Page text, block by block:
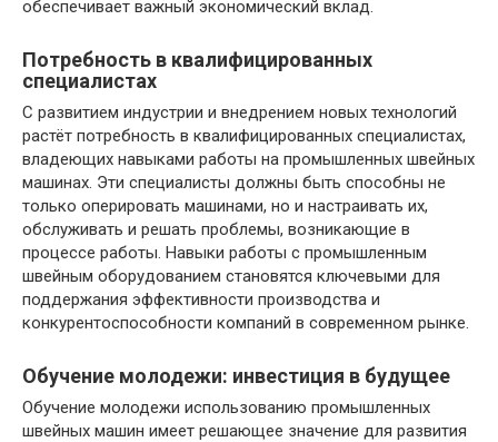
обеспечивает важный экономический вклад.
Потребность в квалифицированных
специалистах
С развитием индустрии и внедрением новых технологий
растёт потребность в квалифицированных специалистах,
владеющих навыками работы на промышленных швейных
машинах. Эти специалисты должны быть способны не
только оперировать машинами, но и настраивать их,
обслуживать и решать проблемы, возникающие в
процессе работы. Навыки работы с промышленным
швейным оборудованием становятся ключевыми для
поддержания эффективности производства и
конкурентоспособности компаний в современном рынке.
Обучение молодежи: инвестиция в будущее
Обучение молодежи использованию промышленных
швейных машин имеет решающее значение для развития